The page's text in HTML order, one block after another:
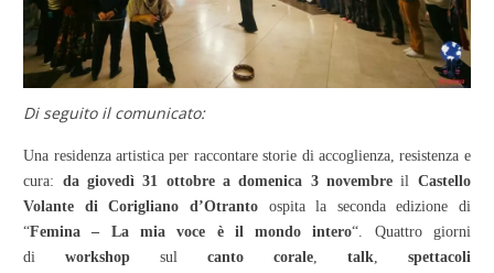
Di seguito il comunicato:
Una residenza artistica per raccontare storie di accoglienza, resistenza e
cura: da giovedì 31 ottobre a domenica 3 novembre il Castello
Volante di Corigliano d’Otrantoospita la seconda edizione di
“Femina – La mia voce è il mondo intero“. Quattro giorni
diworkshop sulcanto corale, talk, spettacoli